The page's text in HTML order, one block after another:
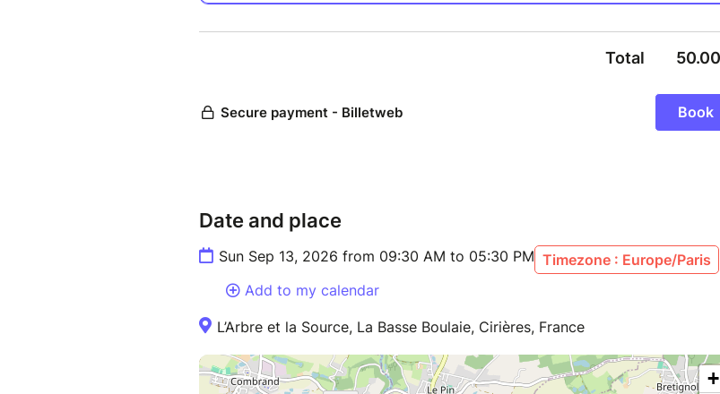
Date and place
Sun Sep 13, 2026 from 09:30 AM to 05:30 PM Timezone : Europe/Paris
Add to my calendar
L’Arbre et la Source, La Basse Boulaie, Cirières, France
+